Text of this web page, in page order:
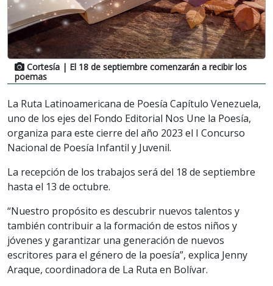
Cortesía | El 18 de septiembre comenzarán a recibir los
poemas
La Ruta Latinoamericana de Poesía Capítulo Venezuela,
uno de los ejes del Fondo Editorial Nos Une la Poesía,
organiza para este cierre del año 2023 el I Concurso
Nacional de Poesía Infantil y Juvenil.
La recepción de los trabajos será del 18 de septiembre
hasta el 13 de octubre.
“Nuestro propósito es descubrir nuevos talentos y
también contribuir a la formación de estos niños y
jóvenes y garantizar una generación de nuevos
escritores para el género de la poesía”, explica Jenny
Araque, coordinadora de La Ruta en Bolívar.